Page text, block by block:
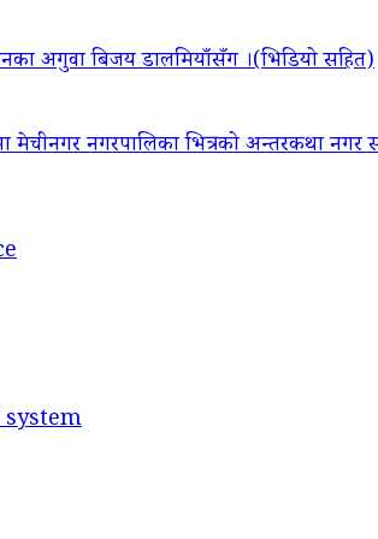
अगुवा बिजय डालमियाँसँग ।(भिडियो सहित)
नगरपालिका भित्रको अन्तरकथा नगर